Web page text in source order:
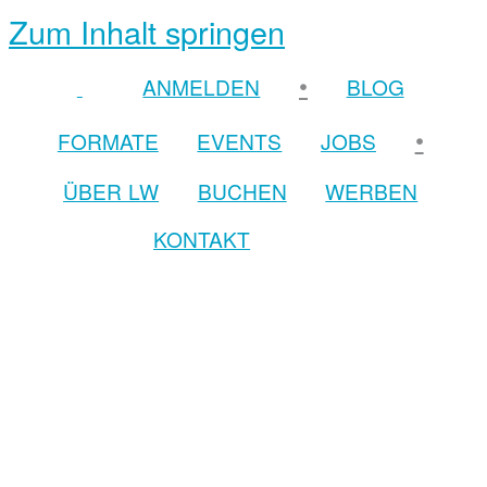
Zum Inhalt springen
ANMELDEN •
BLOG
FORMATE
EVENTS JOBS •
ÜBER LW BUCHEN
WERBEN
KONTAKT